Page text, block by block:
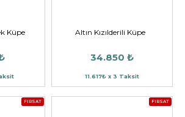
Küpe Altın Kızılderili Küpe
34.850 ₺
11.617₺ x 3 Taksit
FIRSAT FIRSAT